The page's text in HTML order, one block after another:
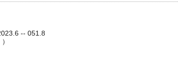
-- 051.8